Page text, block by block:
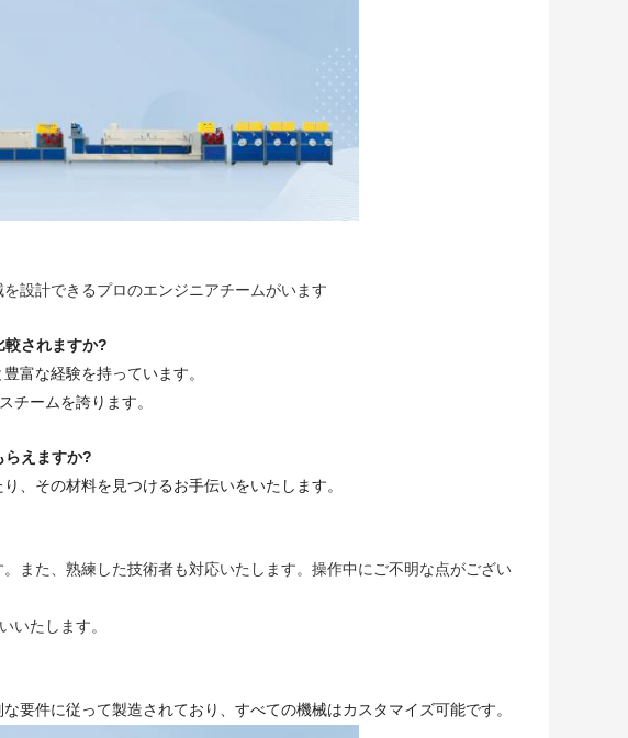
設計できるプロのエンジニアチームがいます
較されますか?
富な経験を持っています。
チームを誇ります。
らえますか?
、その材料を見つけるお手伝いをいたします。
また、熟練した技術者も対応いたします。操作中にご不明な点がござい
いたします。
要件に従って製造されており、すべての機械はカスタマイズ可能です。